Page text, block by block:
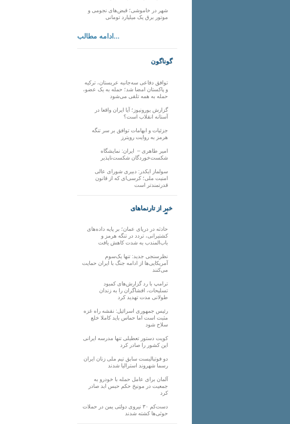
شهر در خاموشی؛ قبض‌های نجومی و
موتور برق یک میلیارد تومانی
ادامه مطالب...
گوناگون
توافق دفاعی سه‌جانبه عربستان، ترکیه
و پاکستان امضا شد؛ حمله به یک عضو،
حمله به همه تلقی می‌شود
گزارش یورونیوز؛ آیا ایران واقعا در
آستانه انقلاب است؟
جزئیات و ابهامات توافق بر سر تنگه
هرمز به روایت رویترز
امیر طاهری – ایران: نمایشگاه
شکست‌خوردگان شکست‌ناپذیر
سولماز ایکدر: دبیری شورای عالی
امنیت ملی؛ کرسی‌ای که از قانون
قدرتمندتر است
خبر از تارنماهای
دیگر
حادثه در دریای عمان؛ بر پایه داده‌های
کشتیرانی، تردد در تنگه هرمز و
باب‌المندب به شدت کاهش یافت
نظرسنجی جدید: تنها یک‌سوم
آمریکایی‌ها از ادامه جنگ با ایران حمایت
می‌کنند
ترامپ با رد گزارش‌های کمبود
تسلیحات، افشاگران را به زندان
طولانی مدت تهدید کرد
رئیس‌ جمهوری اسرائیل: نقشه راه غزه
مثبت است اما حماس باید کاملا خلع
سلاح شود
کویت دستور تعطیلی تنها مدرسه ایرانی
این کشور را صادر کرد
دو فوتبالیست سابق تیم ملی زنان ایران
رسما شهروند استرالیا شدند
آلمان برای عامل حمله با خودرو به
جمعیت در مونیخ حکم حبس ابد صادر
کرد
دست‌کم ۳۰ نیروی دولتی یمن در حملات
حوثی‌ها کشته شدند